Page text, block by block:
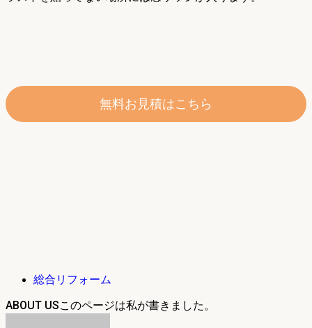
無料お見積はこちら
総合リフォーム
ABOUT US